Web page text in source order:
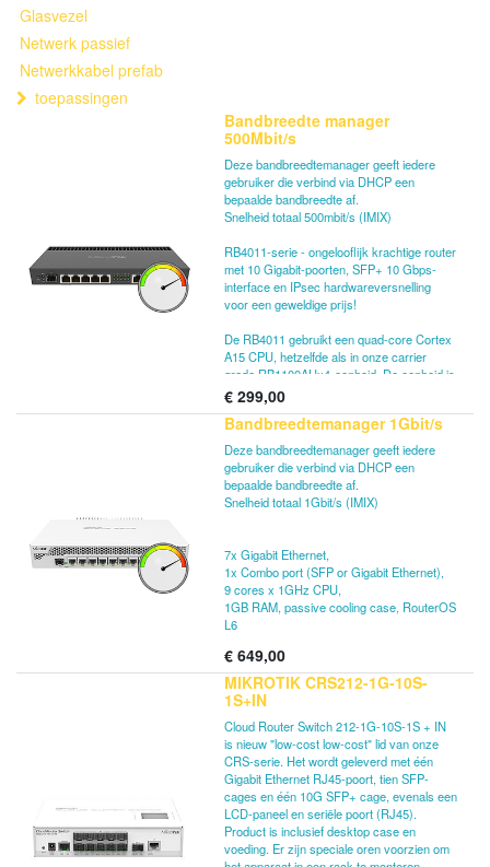
Glasvezel
Netwerk passief
Netwerkkabel prefab
toepassingen
Bandbreedte manager
500Mbit/s
Deze bandbreedtemanager geeft iedere
gebruiker die verbind via DHCP een
bepaalde bandbreedte af.
Snelheid totaal 500mbit/s (IMIX)
RB4011-serie - ongelooflijk krachtige router
met 10 Gigabit-poorten, SFP+ 10 Gbps-
interface en IPsec hardwareversnelling
voor een geweldige prijs!
De RB4011 gebruikt een quad-core Cortex
A15 CPU, hetzelfde als in onze carrier
grade RB1100AHx4-eenheid. De eenheid is
uitgerust met 1 GB RAM, kan PoE-uitvoer
leveren op poort #10 en wordt geleverd met
een compacte en professioneel ogende
solide metalen behuizing in matzwart.
RB4011iGS + RM (Ethernet-model) bevat
twee rackmontageoren die het apparaat
veilig in een standaard 1U-rackruimte zullen
€ 299,00
Bandbreedtemanager 1Gbit/s
Deze bandbreedtemanager geeft iedere
gebruiker die verbind via DHCP een
bepaalde bandbreedte af.
Snelheid totaal 1Gbit/s (IMIX)
7x Gigabit Ethernet,
1x Combo port (SFP or Gigabit Ethernet),
9 cores x 1GHz CPU,
1GB RAM, passive cooling case, RouterOS
L6
€ 649,00
MIKROTIK CRS212-1G-10S-
1S+IN
Cloud Router Switch 212-1G-10S-1S + IN
is nieuw "low-cost low-cost" lid van onze
CRS-serie. Het wordt geleverd met één
Gigabit Ethernet RJ45-poort, tien SFP-
cages en één 10G SFP+ cage, evenals een
LCD-paneel en seriële poort (RJ45).
Product is inclusief desktop case en
voeding. Er zijn speciale oren voorzien om